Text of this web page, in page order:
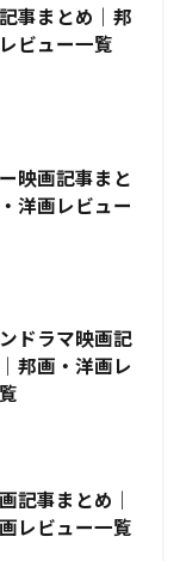
事まとめ｜邦
ビュー一覧
映画記事まと
洋画レビュー
ドラマ映画記
邦画・洋画レ
記事まとめ｜
レビュー一覧